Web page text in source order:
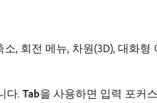
, 회전 메뉴, 차원(3D), 대화형
다. Tab을 사용하면 입력 포커